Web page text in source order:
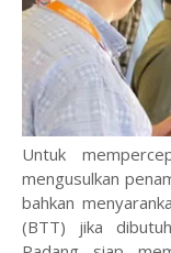
Untuk
mengusulkan
bahkan
(BTT) jika